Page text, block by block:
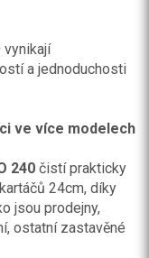
vynikají
a jednoduchosti
ve více modelech
240 čistí prakticky
24cm, díky
jsou prodejny,
ostatní zastavěné